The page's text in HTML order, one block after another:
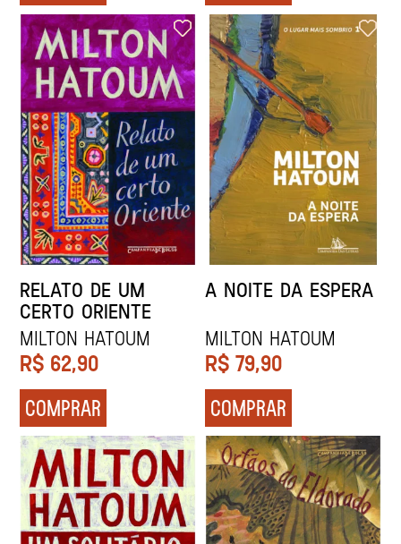
RELATO DE UM
CERTO ORIENTE
MILTON HATOUM
R$ 62,90
COMPRAR
A NOITE DA ESPERA
MILTON HATOUM
R$ 79,90
COMPRAR